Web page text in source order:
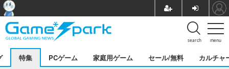
menu
search
特集 PCゲーム 家庭用ゲーム セール/無料 カルチャ